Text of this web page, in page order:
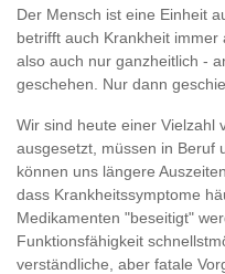
Der Mensch ist eine Einheit
betrifft auch Krankheit
also auch nur ganzheitlich -
geschehen. Nur dann
Wir sind heute einer Vielzahl
ausgesetzt, müssen in Beruf
können uns längere
dass Krankheitssymptome
Medikamenten "beseitigt"
Funktionsfähigkeit
verständliche, aber fatale